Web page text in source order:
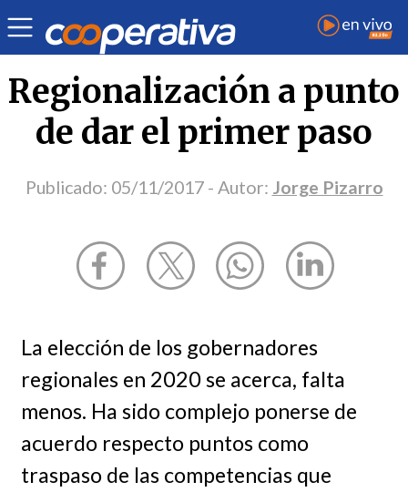
Opinión | Jorge Pizarro
Regionalización a punto
de dar el primer paso
Publicado: 05/11/2017 - Autor: Jorge Pizarro
La elección de los gobernadores
regionales en 2020 se acerca, falta
menos. Ha sido complejo ponerse de
acuerdo respecto puntos como
traspaso de las competencias que